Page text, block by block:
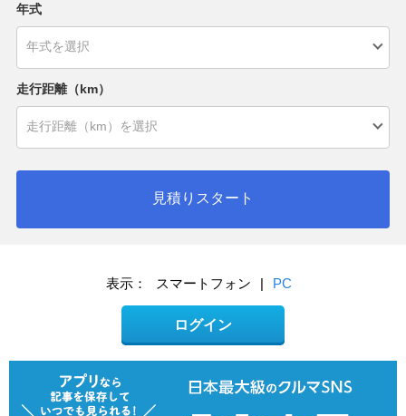
年式
走行距離（km）
見積りスタート
表示： スマートフォン | PC
ログイン